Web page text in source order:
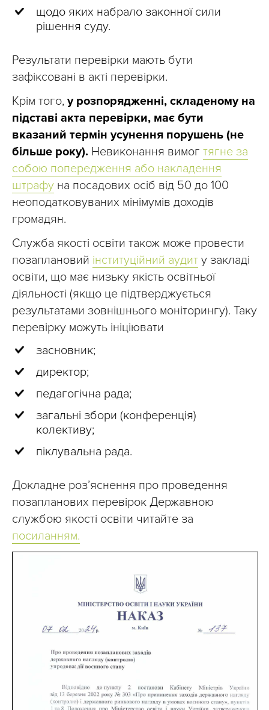
щодо яких набрало законної сили
рішення суду.
Результати перевірки мають бути
зафіксовані в акті перевірки.
Крім того, у розпорядженні, складеному на
підставі акта перевірки, має бути
вказаний термін усунення порушень (не
більше року). Невиконання вимог тягне за
собою попередження або накладення
штрафу на посадових осіб від 50 до 100
неоподатковуваних мінімумів доходів
громадян.
Служба якості освіти також може провести
позаплановий інституційний аудит у закладі
освіти, що має низьку якість освітньої
діяльності (якщо це підтверджується
результатами зовнішнього моніторингу). Таку
перевірку можуть ініціювати
засновник;
директор;
педагогічна рада;
загальні збори (конференція)
колективу;
піклувальна рада.
Докладне роз’яснення про проведення
позапланових перевірок Державною
службою якості освіти читайте за
посиланням.